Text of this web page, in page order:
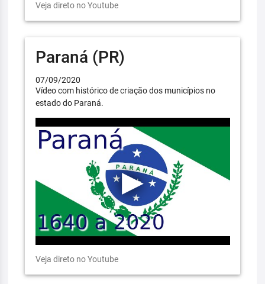
Veja direto no Youtube
Paraná (PR)
07/09/2020
Vídeo com histórico de criação dos municípios no
estado do Paraná.
Veja direto no Youtube